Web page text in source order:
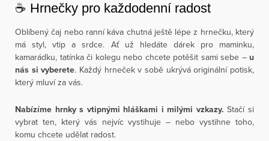
☕ Hrnečky pro každodenní radost
Oblíbený čaj nebo ranní káva chutná ještě lépe z hrnečku, který
má styl, vtip a srdce. Ať už hledáte dárek pro maminku,
kamarádku, tatínka či kolegu nebo chcete potěšit sami sebe –u
nás si vyberete. Každý hrneček v sobě ukrývá originální potisk,
který mluví za vás.
Nabízíme hrnky s vtipnými hláškami i milými vzkazy. Stačí si
vybrat ten, který vás nejvíc vystihuje – nebo vystihne toho,
komu chcete udělat radost.